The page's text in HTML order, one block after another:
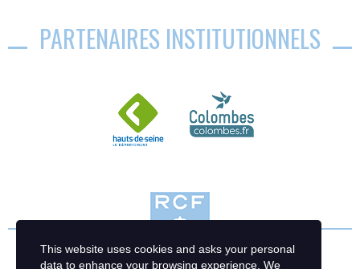
PARTENAIRES INSTITUTIONNELS
This website uses cookies and asks your personal
data to enhance your browsing experience. We